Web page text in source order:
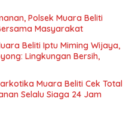
Polsek Muara Beliti
Masyarakat
Beliti Iptu Miming Wijaya,
Lingkungan Bersih,
Muara Beliti Cek Total
Selalu Siaga 24 Jam